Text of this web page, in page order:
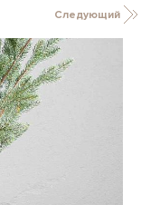
Следующий